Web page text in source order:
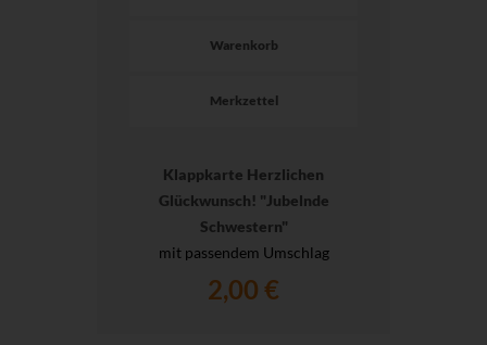
Warenkorb
Merkzettel
Klappkarte Herzlichen
Glückwunsch! "Jubelnde
Schwestern"
mit passendem Umschlag
2,00 €